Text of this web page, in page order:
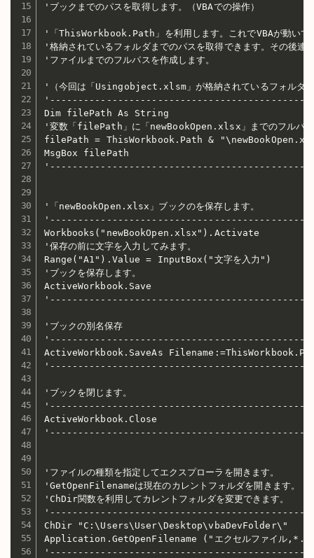
'ブックまでのパスを取得します。（VBAでの操作）
'「ThisWorkbook.Path」を利用します。これでVBAが動いて
'格納されているフォルダまでのパスを取得できます。その後連
'ファイルまでのフルパスを作成します。
'（今回は「Usingobject.xlsm」が格納されているフォルダま
Dim filePath As String
'変数「filePath」に「newBookOpen.xlsx」までのフルパス
filePath = ThisWorkbook.Path &
MsgBox filePath
'「newBookOpen.xlsx」ブックのを保存します。
Workbooks("newBookOpen.xlsx").Activate
'保存の前に文字を入力してみます。
Range("A1").Value = InputBox("文字を入力")
'ブックを保存します。
ActiveWorkbook.Save
'ブックの別名保存
ActiveWorkbook.SaveAs
'ブックを閉じます。
ActiveWorkbook.Close
'ファイルの種類を指定してエクスプローラを開きます。
'GetOpenFilenameは現在のカレントフォルダを開きます。
'ChDir関数を利用してカレントフォルダを変更できます。
ChDir "C:\Users\User\Desktop\vbaDevFolder\"
Application.GetOpenFilename ("エクセルファイル